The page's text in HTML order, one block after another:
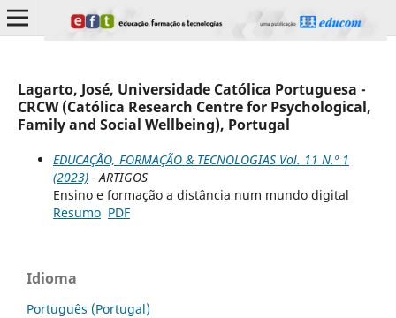
Lagarto, José, Universidade Católica Portuguesa -
CRCW (Católica Research Centre for Psychological,
Family and Social Wellbeing), Portugal
EDUCAÇÃO, FORMAÇÃO & TECNOLOGIAS Vol. 11 N.º 1
(2023)- ARTIGOS
Ensino e formação a distância num mundo digital
Resumo PDF
Idioma
Português (Portugal)